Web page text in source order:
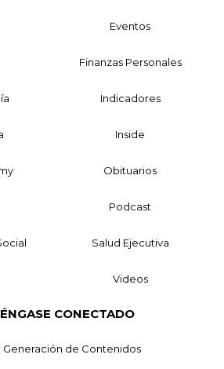
Eventos
Finanzas Personales
Indicadores
Inside
Obituarios
Podcast
Salud Ejecutiva
Videos
CONECTADO
Generación de Contenidos